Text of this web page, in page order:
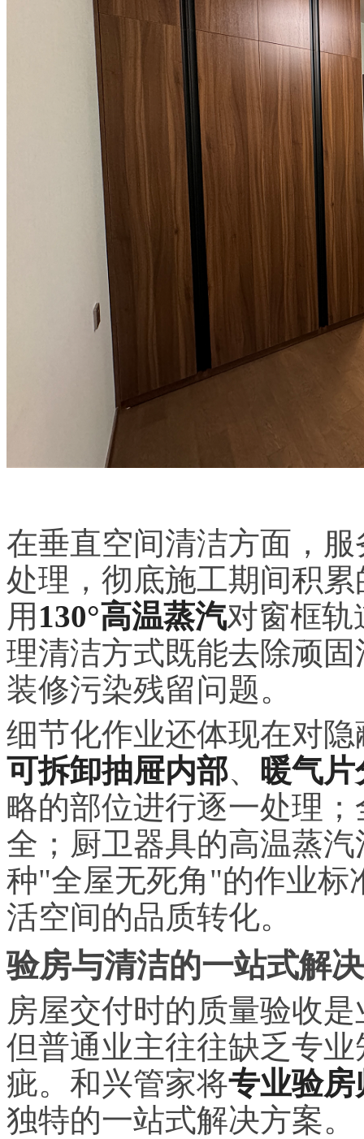
在垂直空间清洁方面，
处理，彻底施工期间积
用 130°高温蒸汽对窗框
理清洁方式既能去除顽
装修污染残留问题。
细节化作业还体现在对
可拆卸抽屉内部、 暖气
略的部位进行逐一处理
全；厨卫器具的高温蒸
种"全屋无死角"的作业标
活空间的品质转化。
验房与清洁的一站式解
房屋交付时的质量验收
但普通业主往往缺乏专
疵。和兴管家将专业验房
独特的一站式解决方案。